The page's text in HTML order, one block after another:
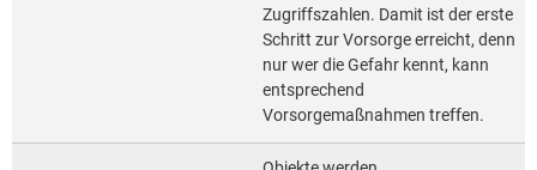
Zugriffszahlen. Damit ist der erste
Schritt zur Vorsorge erreicht, denn
nur wer die Gefahr kennt, kann
entsprechend
Vorsorgemaßnahmen treffen.